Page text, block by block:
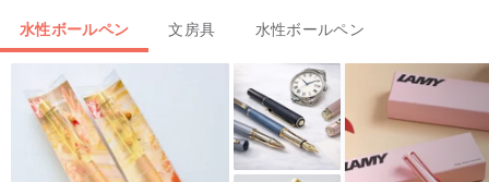
水性ボールペン 文房具 水性ボールペン